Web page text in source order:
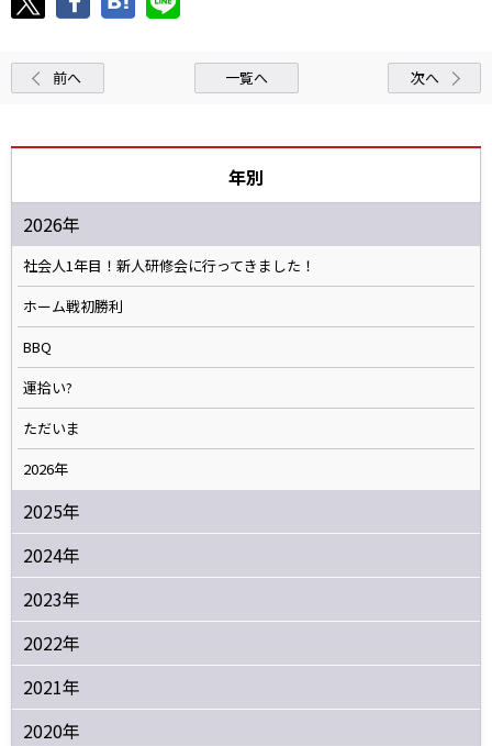
前へ 一覧へ 次へ
年別
2026年
社会人1年目！新人研修会に行ってきました！
ホーム戦初勝利
BBQ
運拾い?
ただいま
2026年
2025年
2024年
2023年
2022年
2021年
2020年